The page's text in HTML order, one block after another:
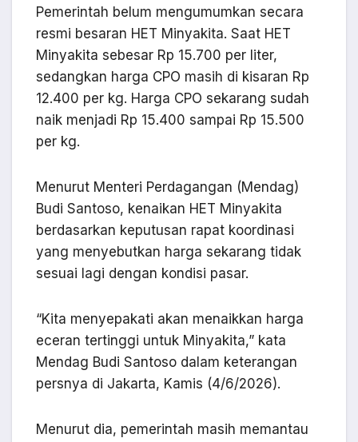
Pemerintah belum mengumumkan secara
resmi besaran HET Minyakita. Saat HET
Minyakita sebesar Rp 15.700 per liter,
sedangkan harga CPO masih di kisaran Rp
12.400 per kg. Harga CPO sekarang sudah
naik menjadi Rp 15.400 sampai Rp 15.500
per kg.
Menurut Menteri Perdagangan (Mendag)
Budi Santoso, kenaikan HET Minyakita
berdasarkan keputusan rapat koordinasi
yang menyebutkan harga sekarang tidak
sesuai lagi dengan kondisi pasar.
“Kita menyepakati akan menaikkan harga
eceran tertinggi untuk Minyakita,” kata
Mendag Budi Santoso dalam keterangan
persnya di Jakarta, Kamis (4/6/2026).
Menurut dia, pemerintah masih memantau